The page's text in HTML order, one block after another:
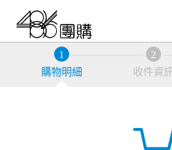
購物明細 收件資訊